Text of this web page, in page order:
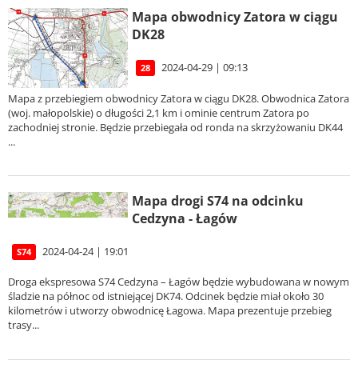
Mapa obwodnicy Zatora w ciągu
DK28
28 2024-04-29 | 09:13
Mapa z przebiegiem obwodnicy Zatora w ciągu DK28. Obwodnica Zatora
(woj. małopolskie) o długości 2,1 km i ominie centrum Zatora po
zachodniej stronie. Będzie przebiegała od ronda na skrzyżowaniu DK44
...
Mapa drogi S74 na odcinku
Cedzyna - Łagów
S74 2024-04-24 | 19:01
Droga ekspresowa S74 Cedzyna – Łagów będzie wybudowana w nowym
śladzie na północ od istniejącej DK74. Odcinek będzie miał około 30
kilometrów i utworzy obwodnicę Łagowa. Mapa prezentuje przebieg
trasy...